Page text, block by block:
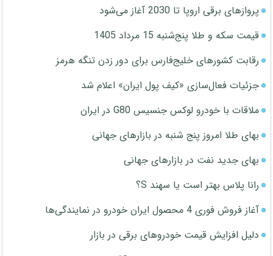
پروازهای برقی اروپا تا 2030 آغاز می‌شود
قیمت سکه و طلا پنج‌شنبه 15 مرداد 1405
رقابت کشورهای خلیج‌فارس برای دور زدن تنگه هرمز
جزئیات فعال‌سازی «کیف پول ایران» اعلام شد
ملاقات با خودرو لوکس جنسیس G80 در ایران
بهای طلا امروز پنج شنبه در بازارهای جهانی
بهای جدید نفت در بازارهای جهانی
رانا پلاس بهتر است یا سهند S؟
آغاز فروش فوری 4 محصول ایران خودرو در نمایندگی‌ها
دلیل افزایش قیمت خودروهای برقی در بازار